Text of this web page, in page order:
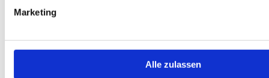
Marketing
Alle zulassen